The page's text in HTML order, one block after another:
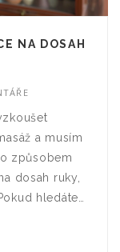
NA DOSAH
a musím
způsobem
dosah ruky,
hledáte
více se